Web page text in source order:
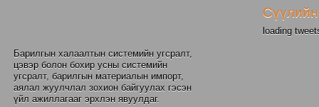
Барилгын халаалтын системийн угсралт,
цэвэр болон бохир усны системийн
угсралт, барилгын материалын импорт,
аялал жуулчлал зохион байгуулах гэсэн
үйл ажиллагааг эрхлэн явуулдаг.
loading